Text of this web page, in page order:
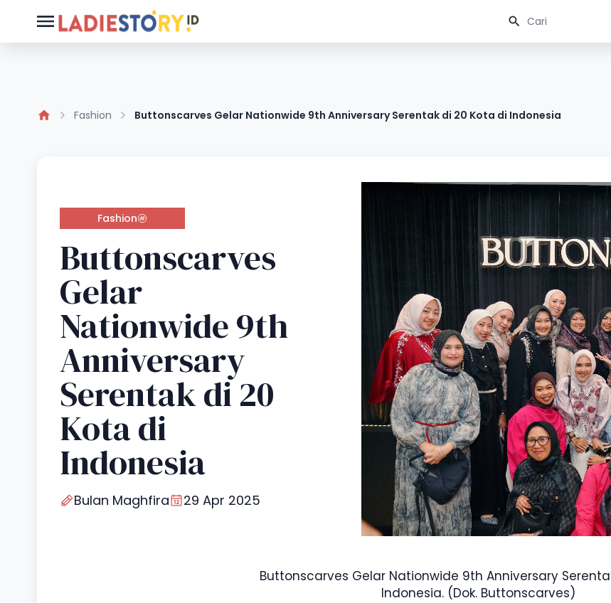
Fashion Buttonscarves Gelar Nationwide 9th Anniversary Serentak di 20 Kota di Indonesia
Fashion
Buttonscarves
Gelar
Nationwide 9th
Anniversary
Serentak di 20
Kota di
Indonesia
Bulan Maghfira 29 Apr 2025
Buttonscarves Gelar Nationwide 9th Anniversary
Indonesia. (Dok. Buttonscarves)